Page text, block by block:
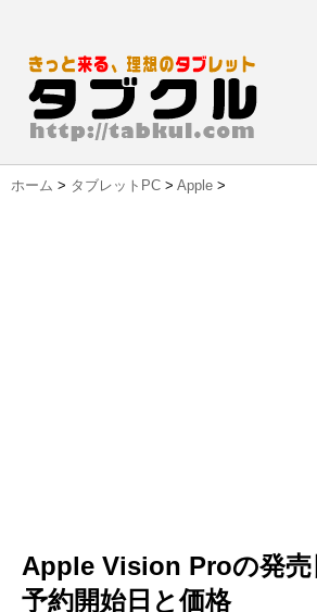
ホーム > タブレットPC > Apple >
Apple Vision Proの発売
予約開始日と価格